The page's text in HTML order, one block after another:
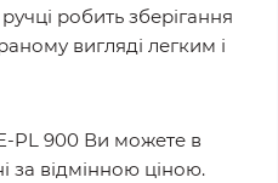
робить зберігання
вигляді легким і
PL 900 Ви можете в
за відмінною ціною.